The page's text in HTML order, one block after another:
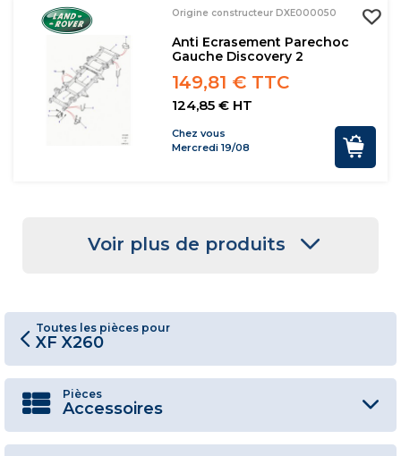
Origine constructeur DXE000050
Anti Ecrasement Parechoc
Gauche Discovery 2
149,81 € TTC
124,85 € HT
Chez vous
Mercredi 19/08
Voir plus de produits
Toutes les pièces pour
XF X260
Pièces
Accessoires